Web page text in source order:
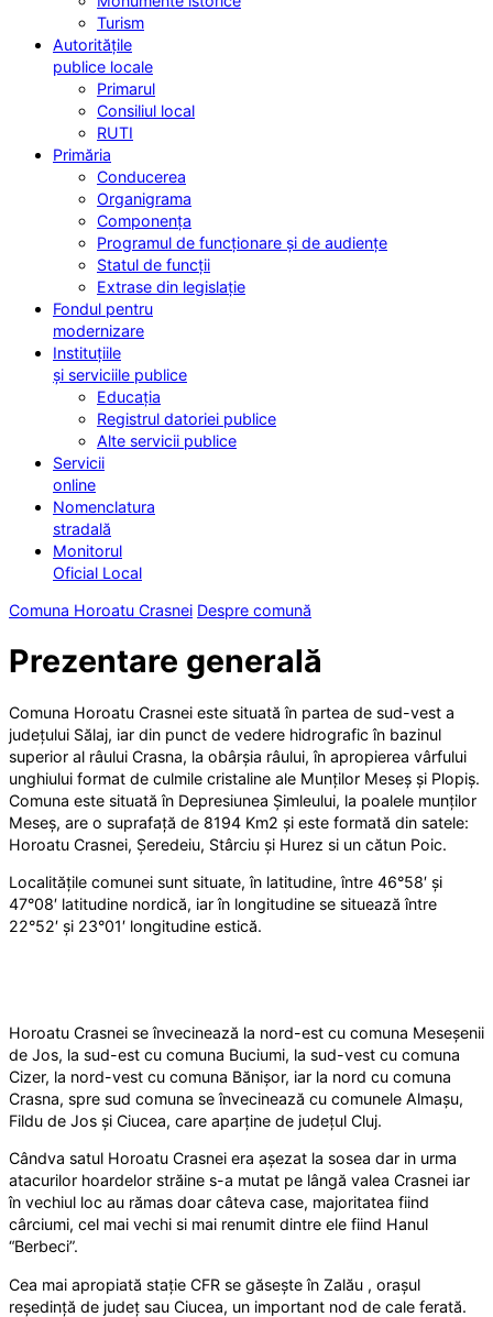
Turism
Autoritățile
publice locale
Primarul
Consiliul local
RUTI
Primăria
Conducerea
Organigrama
Componența
Programul de funcționare și de audiențe
Statul de funcții
Extrase din legislație
Fondul pentru
modernizare
Instituțiile
și serviciile publice
Educația
Registrul datoriei publice
Alte servicii publice
Servicii
online
Nomenclatura
stradală
Monitorul
Oficial Local
Comuna Horoatu Crasnei Despre comună
Prezentare generală
Comuna Horoatu Crasnei este situată în partea de sud-vest a
județului Sălaj, iar din punct de vedere hidrografic în bazinul
superior al râului Crasna, la obârșia râului, în apropierea vârfului
unghiului format de culmile cristaline ale Munților Meseș și Plopiș.
Comuna este situată în Depresiunea Șimleului, la poalele munților
Meseș, are o suprafață de 8194 Km2 și este formată din satele:
Horoatu Crasnei, Șeredeiu, Stârciu și Hurez si un cătun Poic.
Localitățile comunei sunt situate, în latitudine, între 46°58′ și
47°08′ latitudine nordică, iar în longitudine se situează între
22°52′ și 23°01′ longitudine estică.
Horoatu Crasnei se învecinează la nord-est cu comuna Meseșenii
de Jos, la sud-est cu comuna Buciumi, la sud-vest cu comuna
Cizer, la nord-vest cu comuna Bănișor, iar la nord cu comuna
Crasna, spre sud comuna se învecinează cu comunele Almașu,
Fildu de Jos și Ciucea, care aparține de județul Cluj.
Cândva satul Horoatu Crasnei era așezat la sosea dar in urma
atacurilor hoardelor străine s-a mutat pe lângă valea Crasnei iar
în vechiul loc au rămas doar câteva case, majoritatea fiind
cârciumi, cel mai vechi si mai renumit dintre ele fiind Hanul
“Berbeci”.
Cea mai apropiată stație CFR se găsește în Zalău , orașul
reședință de județ sau Ciucea, un important nod de cale ferată.